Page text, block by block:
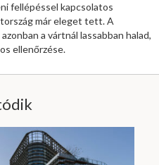
fellépéssel kapcsolatos
már eleget tett. A
a vártnál lassabban halad,
ellenőrzése.